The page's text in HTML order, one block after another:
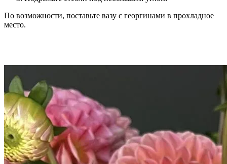
По возможности, поставьте вазу с георгинами в прохладное
место.